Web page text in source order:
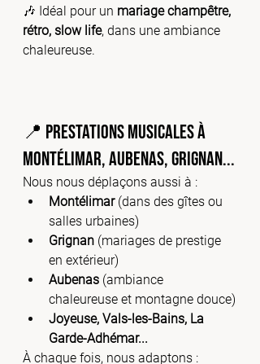
🎶 Idéal pour un mariage champêtre,
rétro, slow life, dans une ambiance
chaleureuse.
📍 Prestations musicales à
Montélimar, Aubenas, Grignan...
Nous nous déplaçons aussi à :
Montélimar (dans des gîtes ou
salles urbaines)
Grignan (mariages de prestige
en extérieur)
Aubenas (ambiance
chaleureuse et montagne douce)
Joyeuse, Vals-les-Bains, La
Garde-Adhémar...
À chaque fois, nous adaptons :